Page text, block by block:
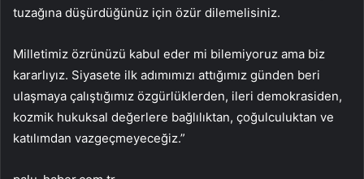
tuzağına düşürdüğünüz için özür dilemelisiniz.
Milletimiz özrünüzü kabul eder mi bilemiyoruz ama biz
kararlıyız. Siyasete ilk adımımızı attığımız günden beri
ulaşmaya çalıştığımız özgürlüklerden, ileri demokrasiden,
kozmik hukuksal değerlere bağlılıktan, çoğulculuktan ve
katılımdan vazgeçmeyeceğiz.”